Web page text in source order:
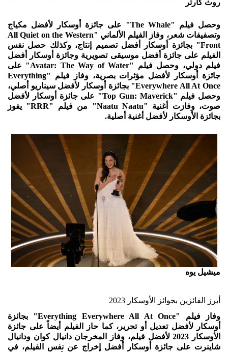
روث كارتر
وحصل فيلم "The Whale" على جائزة أوسكار لأفضل مكياج
وتصفيفات شعر، وفاز الفيلم الألماني "All Quiet on the Western
Front" بجائزة أوسكار أفضل تصميم إنتاج، وكذلك حصل نفس
الفيلم على جائزة أفضل موسيقى تصويرية وجائزة أوسكار أفضل
فيلم دولي، وحصل فيلم "Avatar: The Way of Water" على
جائزة أوسكار لأفضل مؤثرات بصرية، وفاز فيلم "Everything
Everywhere All At Once" بجائزة أوسكار لأفضل سيناريو أصلي،
وحصل فيلم "Top Gun: Maverick" على جائزة أوسكار لأفضل
صوت، وفازت أغنية "Naatu Naatu" من فيلم "RRR" يفوز
بجائزة الأوسكار لأفضل أغنية أصلية.
ميشيل يوه
أبرز الفائزين بجوائز الأوسكار 2023
وفاز فيلم "Everything Everywhere All At Once" بجائزة
أوسكار لأفضل تعديل أو تحرير، كما حاز الفيلم أيضاً على جائزة
الأوسكار 2023 لأفضل فيلم، وفاز المخرجان دانيال كوان ودانيال
شاينرت على جائزة أوسكار أفضل إخراج عن نفس الفيلم، في